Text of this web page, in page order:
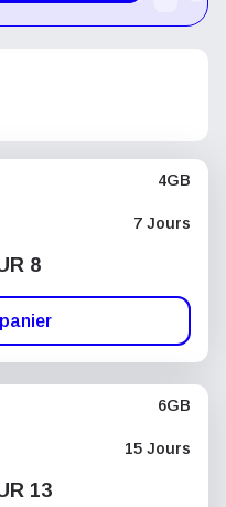
4GB
7 Jours
8
6GB
15 Jours
13